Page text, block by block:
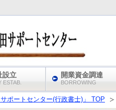
ポートセンター(行政書士)」 TOP
設立
ESTAB.
開業資金調達
BORROWING